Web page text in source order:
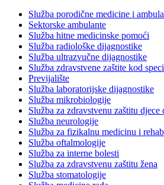
Služba porodične medicine i
Sektorske ambulante
Služba hitne medicinske pomoći
Služba radiološke dijagnostike
Služba ultrazvučne dijagnostike
Služba zdravstvene zaštite kod
Previjalište
Služba laboratorijske dijagnostike
Služba mikrobiologije
Služba za zdravstvenu zaštitu
Služba neurologije
Služba za fizikalnu medicinu i
Služba oftalmologije
Služba za interne bolesti
Služba za zdravstvenu zaštitu žena
Služba stomatologije